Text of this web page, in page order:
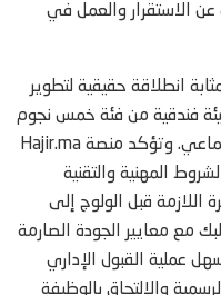
عن الاستقرار والعمل في
انطلاقة حقيقية لتطوير
فندقية من فئة خمس نجوم
توفر أرقى معايير الرفاهية والعمل الجماعي. وتؤكد منصة Hajir.ma
المهنية والتقنية
اللازمة قبل الولوج إلى
مع معايير الجودة الصارمة
عملية القبول الإداري
الرسمية والالتحاق بالوظيفة